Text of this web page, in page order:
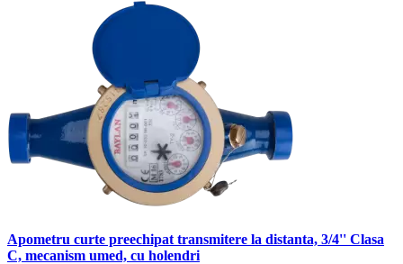
Apometru curte preechipat transmitere la distanta, 3/4'' Clasa
C, mecanism umed, cu holendri